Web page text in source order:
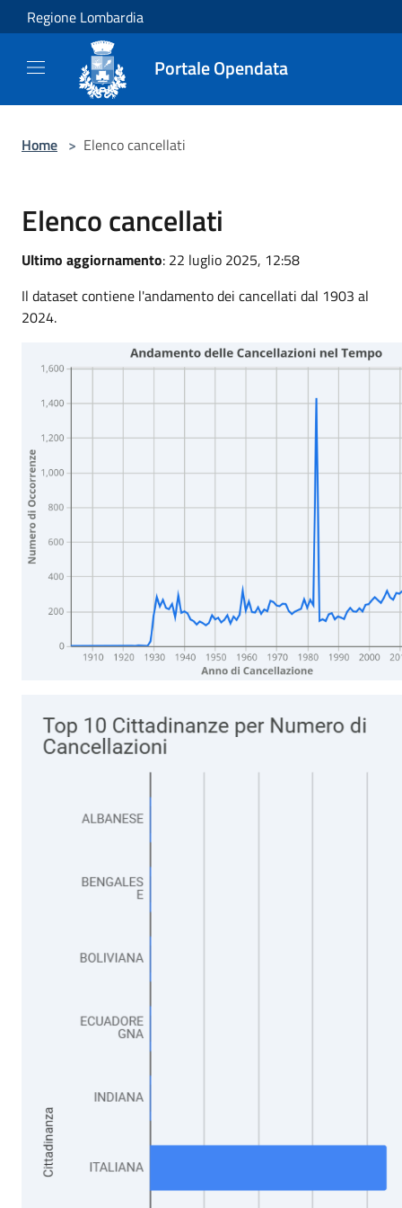
Salta al contenuto principale
Regione Lombardia
Portale Opendata
Home > Elenco cancellati
Elenco cancellati
Ultimo aggiornamento: 22 luglio 2025, 12:58
Il dataset contiene l'andamento dei cancellati dal 1903 al
2024.